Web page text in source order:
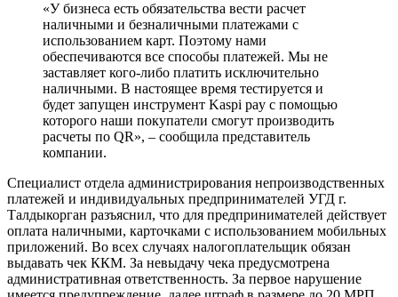
«У бизнеса есть обязательства вести расчет
наличными и безналичными платежами с
использованием карт. Поэтому нами
обеспечиваются все способы платежей. Мы не
заставляет кого-либо платить исключительно
наличными. В настоящее время тестируется и
будет запущен инструмент Kaspi pay с помощью
которого наши покупатели смогут производить
расчеты по QR», – сообщила представитель
компании.
Специалист отдела администрирования непроизводственных
платежей и индивидуальных предпринимателей УГД г.
Талдыкорган разъяснил, что для предпринимателей действует
оплата наличными, карточками с использованием мобильных
приложений. Во всех случаях налогоплательщик обязан
выдавать чек ККМ. За невыдачу чека предусмотрена
административная ответственность. За первое нарушение